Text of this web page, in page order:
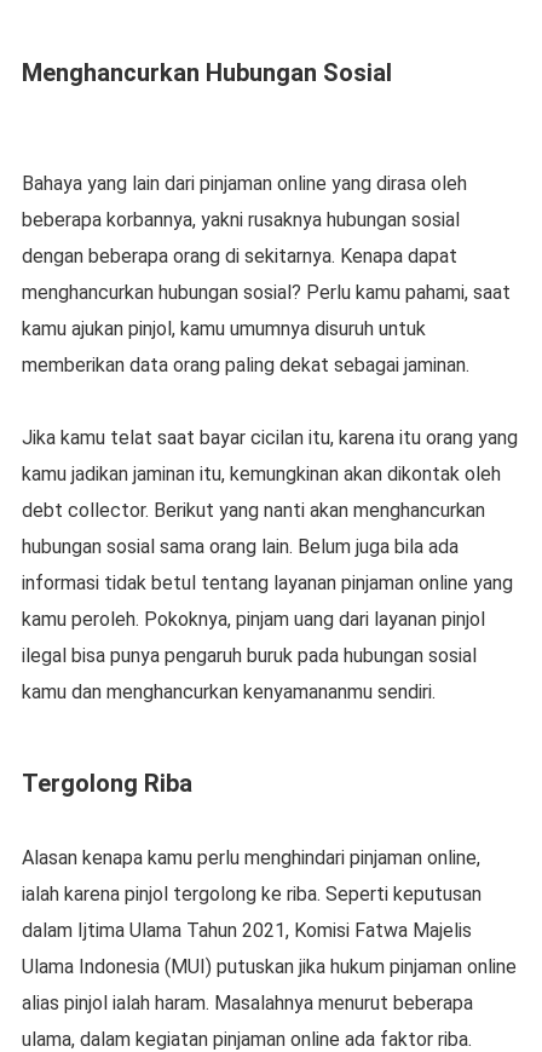
Menghancurkan Hubungan Sosial
Bahaya yang lain dari pinjaman online yang dirasa oleh
beberapa korbannya, yakni rusaknya hubungan sosial
dengan beberapa orang di sekitarnya. Kenapa dapat
menghancurkan hubungan sosial? Perlu kamu pahami, saat
kamu ajukan pinjol, kamu umumnya disuruh untuk
memberikan data orang paling dekat sebagai jaminan.
Jika kamu telat saat bayar cicilan itu, karena itu orang yang
kamu jadikan jaminan itu, kemungkinan akan dikontak oleh
debt collector. Berikut yang nanti akan menghancurkan
hubungan sosial sama orang lain. Belum juga bila ada
informasi tidak betul tentang layanan pinjaman online yang
kamu peroleh. Pokoknya, pinjam uang dari layanan pinjol
ilegal bisa punya pengaruh buruk pada hubungan sosial
kamu dan menghancurkan kenyamananmu sendiri.
Tergolong Riba
Alasan kenapa kamu perlu menghindari pinjaman online,
ialah karena pinjol tergolong ke riba. Seperti keputusan
dalam Ijtima Ulama Tahun 2021, Komisi Fatwa Majelis
Ulama Indonesia (MUI) putuskan jika hukum pinjaman online
alias pinjol ialah haram. Masalahnya menurut beberapa
ulama, dalam kegiatan pinjaman online ada faktor riba.